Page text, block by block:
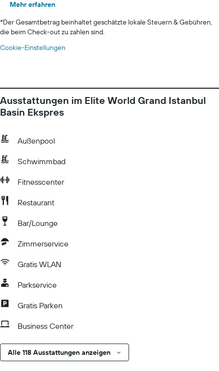
Mehr erfahren
*Der Gesamtbetrag beinhaltet geschätzte lokale Steuern & Gebühren,
die beim Check-out zu zahlen sind.
Cookie-Einstellungen
Ausstattungen im Elite World Grand Istanbul
Basin Ekspres
Außenpool
Schwimmbad
Fitnesscenter
Restaurant
Bar/Lounge
Zimmerservice
Gratis WLAN
Parkservice
Gratis Parken
Business Center
Alle 118 Ausstattungen anzeigen